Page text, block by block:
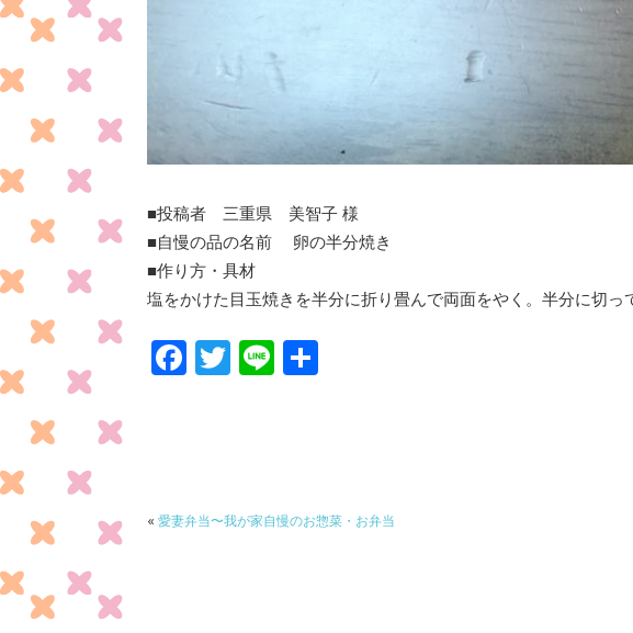
■投稿者三重県 美智子 様
■自慢の品の名前 卵の半分焼き
■作り方・具材
塩をかけた目玉焼きを半分に折り畳んで両面をやく。半分に切っ
F
o
T Li
«愛妻弁当〜我が家自慢のお惣菜・お弁当